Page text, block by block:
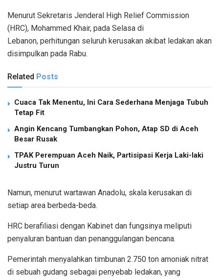
Menurut Sekretaris Jenderal High Relief Commission
(HRC), Mohammed Khair, pada Selasa di
Lebanon, perhitungan seluruh kerusakan akibat ledakan akan
disimpulkan pada Rabu.
Related Posts
Cuaca Tak Menentu, Ini Cara Sederhana Menjaga Tubuh
Tetap Fit
Angin Kencang Tumbangkan Pohon, Atap SD di Aceh
Besar Rusak
TPAK Perempuan Aceh Naik, Partisipasi Kerja Laki-laki
Justru Turun
Namun, menurut wartawan Anadolu, skala kerusakan di
setiap area berbeda-beda.
HRC berafiliasi dengan Kabinet dan fungsinya meliputi
penyaluran bantuan dan penanggulangan bencana.
Pemerintah menyalahkan timbunan 2.750 ton amoniak nitrat
di sebuah gudang sebagai penyebab ledakan, yang